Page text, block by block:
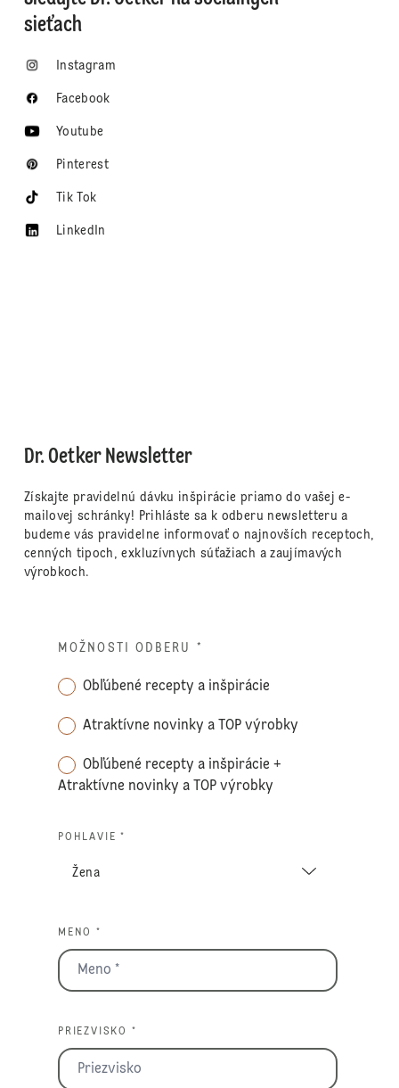
sieťach
Instagram
Facebook
Youtube
Pinterest
Tik Tok
LinkedIn
Dr. Oetker Newsletter
Získajte pravidelnú dávku inšpirácie priamo do vašej e-
mailovej schránky! Prihláste sa k odberu newsletteru a
budeme vás pravidelne informovať o najnovších receptoch,
cenných tipoch, exkluzívnych súťažiach a zaujímavých
výrobkoch.
MOŽNOSTI ODBERU *
Obľúbené recepty a inšpirácie
Atraktívne novinky a TOP výrobky
Obľúbené recepty a inšpirácie +
Atraktívne novinky a TOP výrobky
POHLAVIE *
MENO *
PRIEZVISKO *